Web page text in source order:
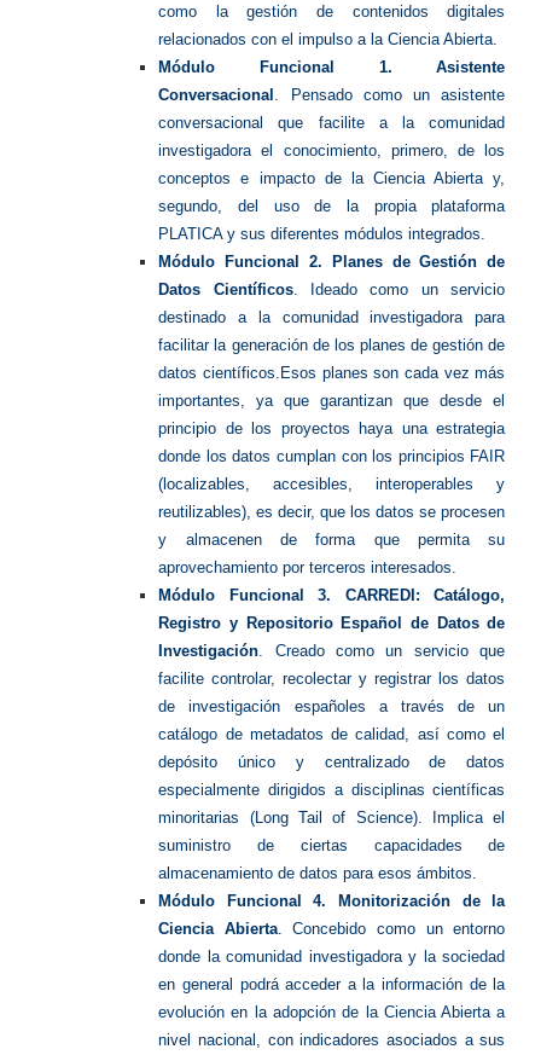
como la gestión de contenidos digitales
relacionados con el impulso a la Ciencia Abierta.
Módulo Funcional 1. Asistente
Conversacional
. Pensado como un asistente
conversacional que facilite a la comunidad
investigadora el conocimiento, primero, de los
conceptos e impacto de la Ciencia Abierta y,
segundo, del uso de la propia plataforma
PLATICA y sus diferentes módulos integrados.
Módulo Funcional 2. Planes de Gestión de
Datos Científicos. Ideado como un servicio
destinado a la comunidad investigadora para
facilitar la generación de los planes de gestión de
datos científicos. Esos planes son cada vez más
importantes, ya que garantizan que desde el
principio de los proyectos haya una estrategia
donde los datos cumplan con los principios FAIR
(localizables, accesibles, interoperables y
reutilizables), es decir, que los datos se procesen
y almacenen de forma que permita su
aprovechamiento por terceros interesados.
Módulo Funcional 3. CARREDI: Catálogo,
Registro y Repositorio Español de Datos de
Investigación . Creado como un servicio que
facilite controlar, recolectar y registrar los datos
de investigación españoles a través de un
catálogo de metadatos de calidad, así como el
depósito único y centralizado de datos
especialmente dirigidos a disciplinas científicas
minoritarias (Long Tail of Science). Implica el
suministro de ciertas capacidades de
almacenamiento de datos para esos ámbitos.
Módulo Funcional 4. Monitorización de la
Ciencia Abierta. Concebido como un entorno
donde la comunidad investigadora y la sociedad
en general podrá acceder a la información de la
evolución en la adopción de la Ciencia Abierta a
nivel nacional, con indicadores asociados a sus